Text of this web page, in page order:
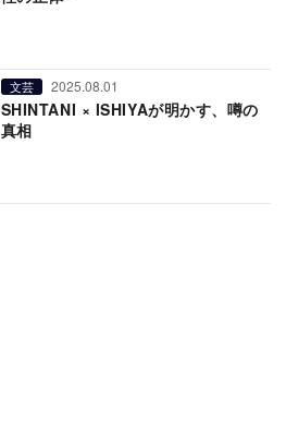
文芸 2025.08.01
SHINTANI × ISHIYAが明かす、噂の
真相